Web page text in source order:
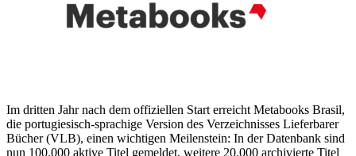
Im dritten Jahr nach dem offiziellen Start erreicht Metabooks Brasil,
die portugiesisch-sprachige Version des Verzeichnisses Lieferbarer
Bücher (VLB), einen wichtigen Meilenstein: In der Datenbank sind
nun 100.000 aktive Titel gemeldet, weitere 20.000 archivierte Titel